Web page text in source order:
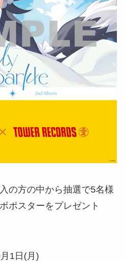
の方の中から抽選で5名様
ポスターをプレゼント
1日(月)